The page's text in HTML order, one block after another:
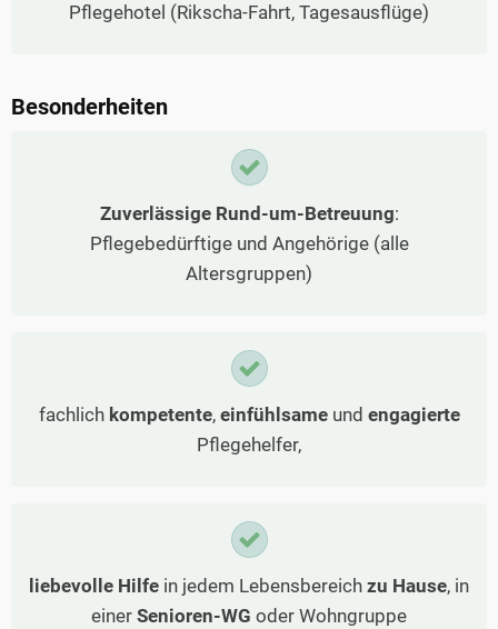
Pflegehotel (Rikscha-Fahrt, Tagesausflüge)
Besonderheiten
Zuverlässige Rund-um-Betreuung:
Pflegebedürftige und Angehörige (alle
Altersgruppen)
fachlich kompetente, einfühlsameund engagierte
Pflegehelfer,
liebevolle Hilfe in jedem Lebensbereich zu Hause, in
einer Senioren-WG oder Wohngruppe